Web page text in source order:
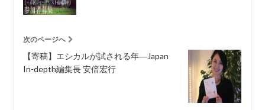
次のページへ
【寄稿】エシカルが試される年―Japan
In-depth編集長 安倍宏行